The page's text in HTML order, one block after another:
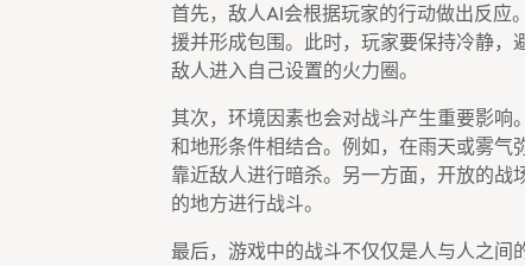
首先，敌人AI会根据玩家的行动做出反应
援并形成包围。此时，玩家要保持冷静，
敌人进入自己设置的火力圈。
其次，环境因素也会对战斗产生重要影
和地形条件相结合。例如，在雨天或雾
靠近敌人进行暗杀。另一方面，开放的
的地方进行战斗。
最后，游戏中的战斗不仅仅是人与人之间